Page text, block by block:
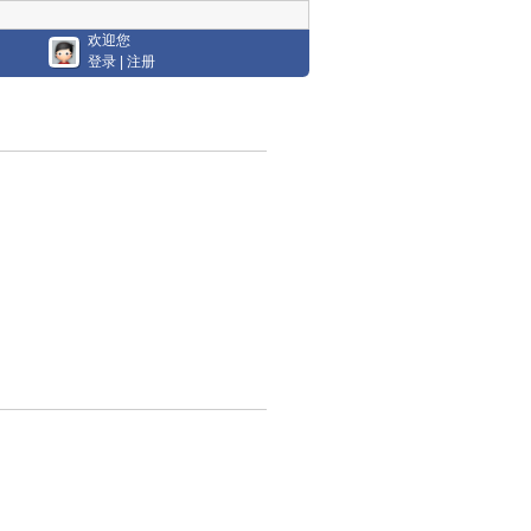
欢迎您
登录
注册